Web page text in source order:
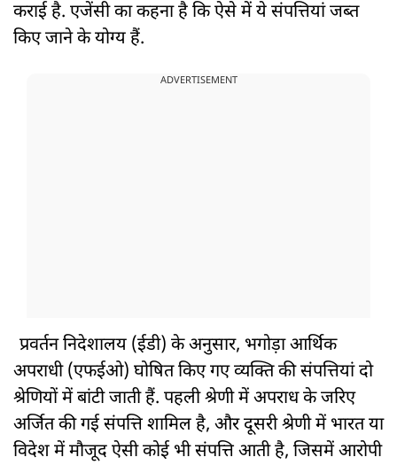
कराई है. एजेंसी का कहना है कि ऐसे में ये संपत्तियां जब्त
किए जाने के योग्य हैं.
ADVERTISEMENT
प्रवर्तन निदेशालय (ईडी) के अनुसार, भगोड़ा आर्थिक
अपराधी (एफईओ) घोषित किए गए व्यक्ति की संपत्तियां दो
श्रेणियों में बांटी जाती हैं. पहली श्रेणी में अपराध के जरिए
अर्जित की गई संपत्ति शामिल है, और दूसरी श्रेणी में भारत या
विदेश में मौजूद ऐसी कोई भी संपत्ति आती है, जिसमें आरोपी